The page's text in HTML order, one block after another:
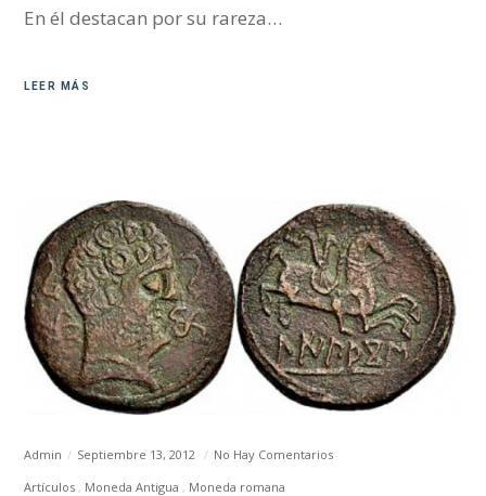
En él destacan por su rareza…
LEER MÁS
Admin Septiembre 13, 2012
No Hay Comentarios
Artículos
Moneda Antigua Moneda romana